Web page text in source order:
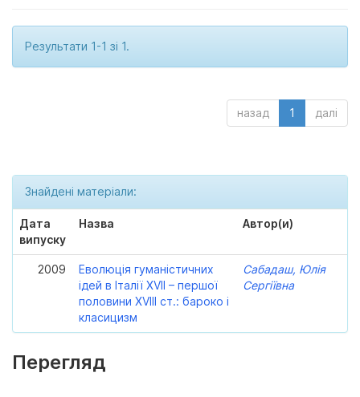
Результати 1-1 зі 1.
назад 1 далі
Знайдені матеріали:
Дата
випуску
Назва Автор(и)
2009
Еволюція гуманістичних
ідей в Італії XVII – першої
половини XVIII ст.: бароко і
класицизм
Сабадаш, Юлія
Сергіївна
Перегляд